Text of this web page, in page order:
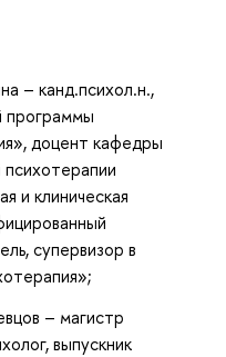
– канд.психол.н.,
программы
доцент кафедры
психотерапии
и клиническая
супервизор в
– магистр
выпускник